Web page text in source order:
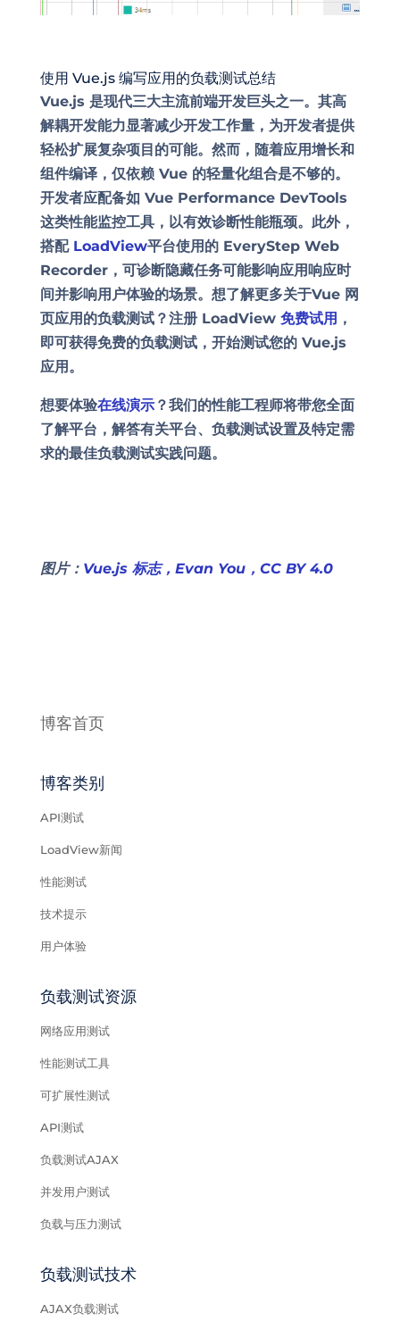
使用 Vue.js 编写应用的负载测试总结
Vue.js 是现代三大主流前端开发巨头之一。其高
解耦开发能力显著减少开发工作量，为开发者提供
轻松扩展复杂项目的可能。然而，随着应用增长和
组件编译，仅依赖 Vue 的轻量化组合是不够的。
开发者应配备如 Vue Performance DevTools
这类性能监控工具，以有效诊断性能瓶颈。此外，
搭配 LoadView平台使用的 EveryStep Web
Recorder，可诊断隐藏任务可能影响应用响应时
间并影响用户体验的场景。想了解更多关于Vue 网
页应用的负载测试？注册 LoadView 免费试用 ，
即可获得免费的负载测试，开始测试您的 Vue.js
应用。
想要体验在线演示？我们的性能工程师将带您全面
了解平台，解答有关平台、负载测试设置及特定需
求的最佳负载测试实践问题。
图片： Vue.js 标志，Evan You，CC BY 4.0
博客首页
博客类别
API测试
LoadView新闻
性能测试
技术提示
用户体验
负载测试资源
网络应用测试
性能测试工具
可扩展性测试
API测试
负载测试AJAX
并发用户测试
负载与压力测试
负载测试技术
AJAX负载测试